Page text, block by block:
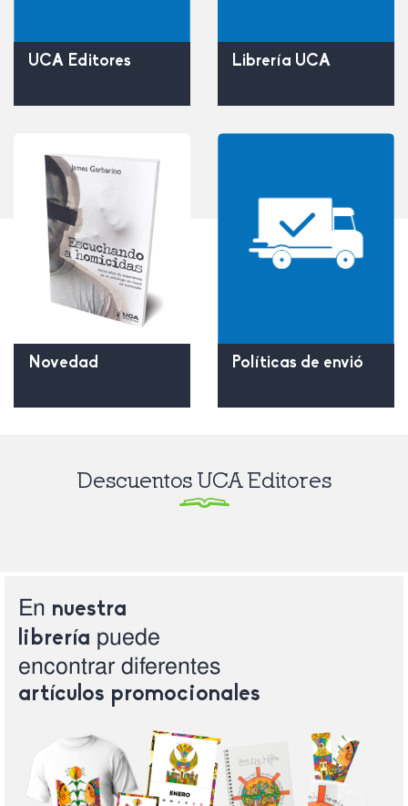
UCA Editores Librería UCA
Novedad Políticas de envió
Descuentos UCA Editores
En nuestra
librería puede
encontrar diferentes
artículos promocionales